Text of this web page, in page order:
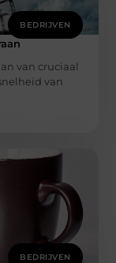
BEDRIJVEN
van cruciaal
van
BEDRIJVEN